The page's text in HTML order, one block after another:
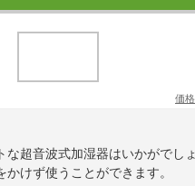
価
な超音波式加湿器はいかがでし
けず使うことができます。